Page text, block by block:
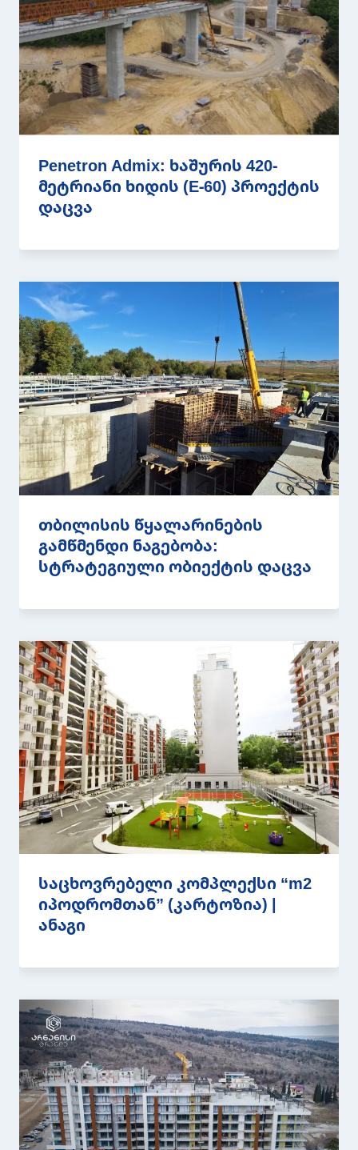
Penetron Admix: ხაშურის 420-
მეტრიანი ხიდის (E-60) პროექტის
დაცვა
თბილისის წყალარინების
გამწმენდი ნაგებობა:
სტრატეგიული ობიექტის დაცვა
საცხოვრებელი კომპლექსი “m2
იპოდრომთან” (კარტოზია) |
ანაგი